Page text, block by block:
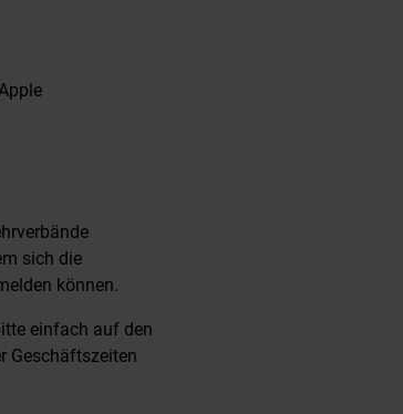
sich die
können.
einfach auf den
Geschäftszeiten